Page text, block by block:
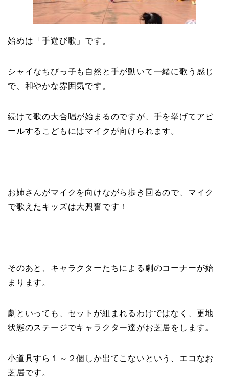
始めは「手遊び歌」です。
シャイなちびっ子も自然と手が動いて一緒に歌う感じ
で、和やかな雰囲気です。
続けて歌の大合唱が始まるのですが、手を挙げてアピ
ールするこどもにはマイクが向けられます。
お姉さんがマイクを向けながら歩き回るので、マイク
で歌えたキッズは大興奮です！
そのあと、キャラクターたちによる劇のコーナーが始
まります。
劇といっても、セットが組まれるわけではなく、更地
状態のステージでキャラクター達がお芝居をします。
小道具すら１～２個しか出てこないという、エコなお
芝居です。